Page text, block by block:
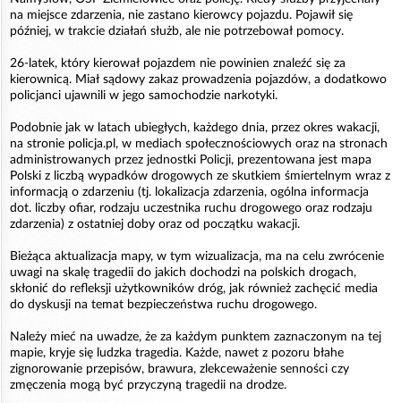
na miejsce zdarzenia, nie zastano kierowcy pojazdu. Pojawił się
później, w trakcie działań służb, ale nie potrzebował pomocy.
26-latek, który kierował pojazdem nie powinien znaleźć się za
kierownicą. Miał sądowy zakaz prowadzenia pojazdów, a dodatkowo
policjanci ujawnili w jego samochodzie narkotyki.
Podobnie jak w latach ubiegłych, każdego dnia, przez okres wakacji,
na stronie policja.pl, w mediach społecznościowych oraz na stronach
administrowanych przez jednostki Policji, prezentowana jest mapa
Polski z liczbą wypadków drogowych ze skutkiem śmiertelnym wraz z
informacją o zdarzeniu (tj. lokalizacja zdarzenia, ogólna informacja
dot. liczby ofiar, rodzaju uczestnika ruchu drogowego oraz rodzaju
zdarzenia) z ostatniej doby oraz od początku wakacji.
Bieżąca aktualizacja mapy, w tym wizualizacja, ma na celu zwrócenie
uwagi na skalę tragedii do jakich dochodzi na polskich drogach,
skłonić do refleksji użytkowników dróg, jak również zachęcić media
do dyskusji na temat bezpieczeństwa ruchu drogowego.
Należy mieć na uwadze, że za każdym punktem zaznaczonym na tej
mapie, kryje się ludzka tragedia. Każde, nawet z pozoru błahe
zignorowanie przepisów, brawura, zlekceważenie senności czy
zmęczenia mogą być przyczyną tragedii na drodze.